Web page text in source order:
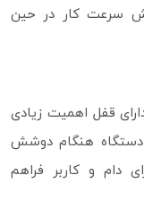
سرعت کار در حین
قفل اهمیت زیادی
دستگاه هنگام دوشش
دام و کاربر فراهم